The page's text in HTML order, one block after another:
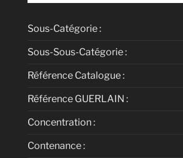
Sous-Catégorie :
Sous-Sous-Catégorie :
Référence Catalogue :
Référence GUERLAIN :
Concentration :
Contenance :